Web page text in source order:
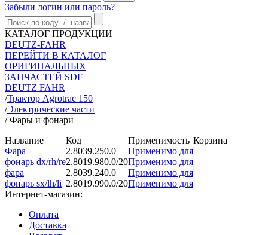
Забыли логин или пароль?
КАТАЛОГ ПРОДУКЦИИ
DEUTZ-FAHR
ПЕРЕЙТИ В КАТАЛОГ
ОРИГИНАЛЬНЫХ
ЗАПЧАСТЕЙ SDF
DEUTZ FAHR
/Трактор Agrotrac 150
/Электрические части
/ Фары и фонари
Название
Код Применимость Корзина
Фара
2.8039.250.0
Применимо для
фонарь dx/rh/re2.8019.980.0/20Применимо для
фара
2.8039.240.0
Применимо для
фонарь sx/lh/li 2.8019.990.0/20Применимо для
Интернет-магазин:
Оплата
Доставка